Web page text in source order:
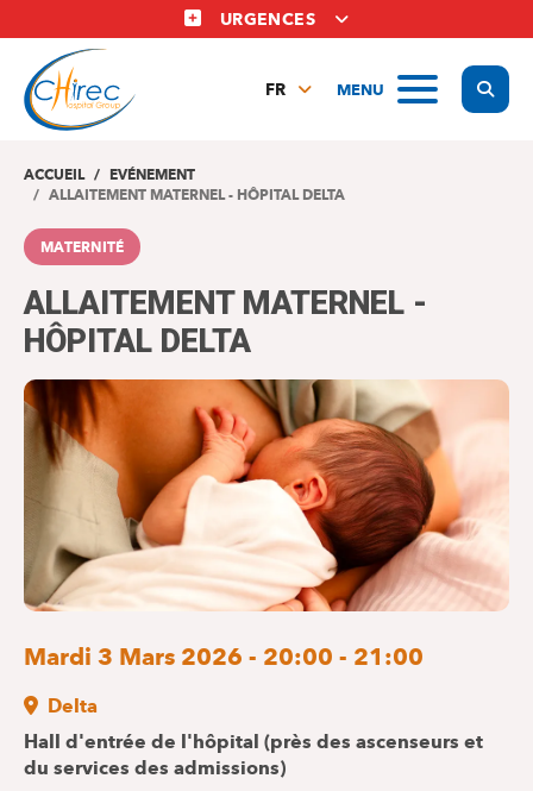
au
contenu
principal
URGENCES
MENU
FR
ACCUEIL
EVÉNEMENT
ALLAITEMENT MATERNEL - HÔPITAL DELTA
MATERNITÉ
ALLAITEMENT MATERNEL -
HÔPITAL DELTA
Mardi 3 Mars 2026 - 20:00 - 21:00
Delta
Hall d'entrée de l'hôpital (près des ascenseurs et
du services des admissions)